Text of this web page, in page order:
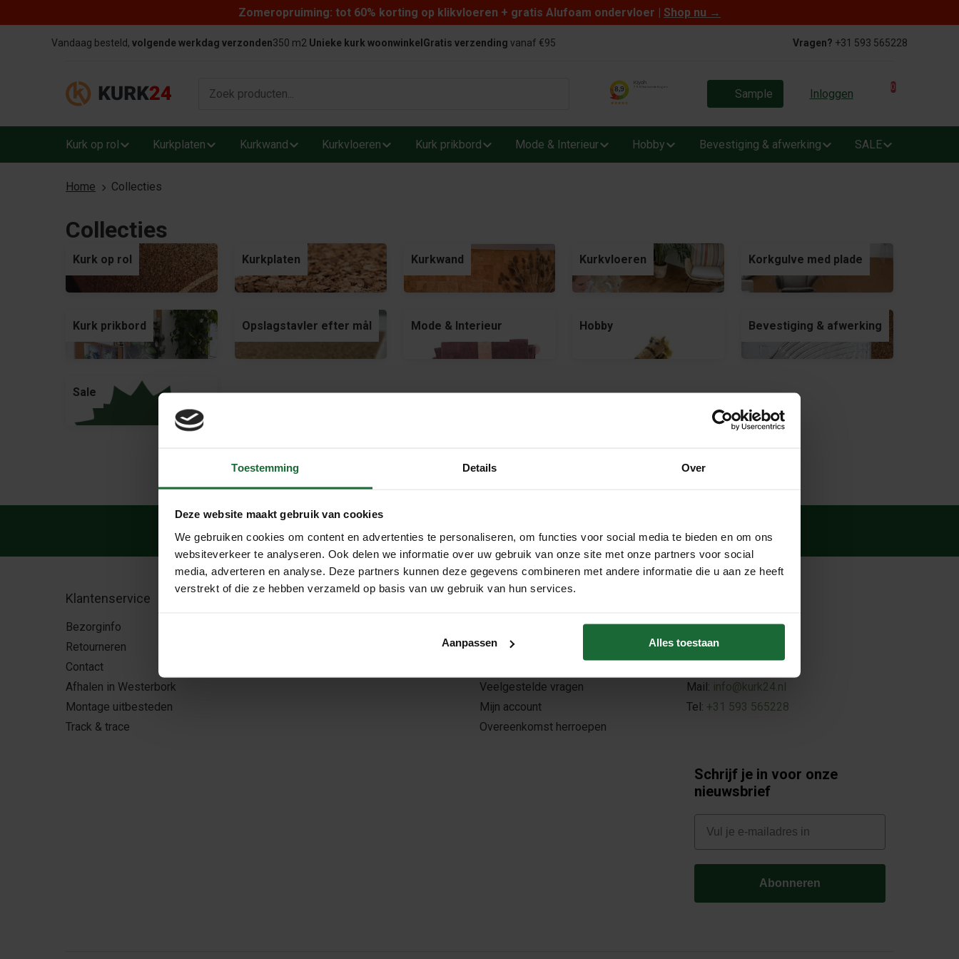
Toestemming Details Over
Deze website maakt gebruik van cookies
We gebruiken cookies om content en advertenties te personaliseren, om functies voor social media te bieden en om ons
websiteverkeer te analyseren. Ook delen we informatie over uw gebruik van onze site met onze partners voor social
media, adverteren en analyse. Deze partners kunnen deze gegevens combineren met andere informatie die u aan ze heeft
verstrekt of die ze hebben verzameld op basis van uw gebruik van hun services.
Aanpassen Alles toestaan
Zomeropruiming: tot 60% korting op klikvloeren + gratis Alufoam ondervloer | Shop nu →
Vandaag besteld, volgende werkdag verzonden350 m2 Unieke kurk woonwinkel Gratis verzending vanaf €95 Vragen? +31 593 565228
Sample Inloggen 0
Kurk op rol Kurkplaten Kurkwand Kurkvloeren Kurk prikbord Mode & Interieur Hobby Bevestiging & afwerking SALE
Home Collecties
Collecties
Kurk op rol Kurkplaten Kurkwand Kurkvloeren Korkgulve med plade
Kurk prikbord Opslagstavler efter mål Mode & Interieur Hobby Bevestiging & afwerking
Sale
Klantenservice
Bezorginfo
Retourneren
Contact
Afhalen in Westerbork
Montage uitbesteden
Track & trace
Winkel
Veelgestelde vragen
Mijn account
Overeenkomst herroepen
Kurk24 BV
De Noesten 40A
Mail: info@kurk24.nl
Tel: +31 593 565228
Schrijf je in voor onze
nieuwsbrief
E-mail
Abonneren